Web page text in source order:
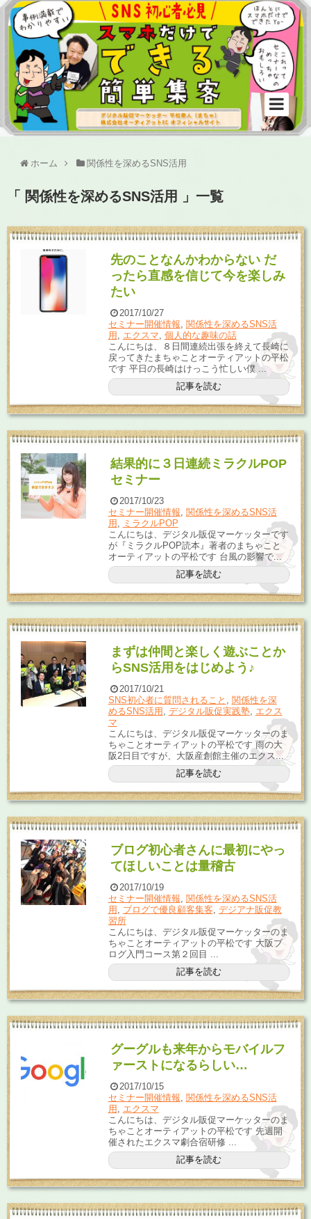
ホーム 関係性を深めるSNS活用
「 関係性を深めるSNS活用 」一覧
先のことなんかわからない だ
ったら直感を信じて今を楽しみ
たい
2017/10/27
セミナー開催情報, 関係性を深めるSNS活
用 , エクスマ, 個人的な趣味の話
こんにちは、８日間連続出張を終えて長崎に
戻ってきたまちゃことオーティアットの平松
です 平日の長崎はけっこう忙しい僕 ...
記事を読む
結果的に３日連続ミラクルPOP
セミナー
2017/10/23
セミナー開催情報
関係性を深めるSNS活
用
ミラクルPOP
こんにちは、デジタル販促マーケッターです
が『ミラクルPOP読本』著者のまちゃこと
オーティアットの平松です 台風の影響で...
記事を読む
まずは仲間と楽しく遊ぶことか
らSNS活用をはじめよう♪
2017/10/21
SNS初心者に質問されること
関係性を深
めるSNS活用 デジタル販促実践塾, エクス
マ
こんにちは、デジタル販促マーケッターのま
ちゃことオーティアットの平松です 雨の大
阪2日目ですが、大阪産創館主催のエクス...
記事を読む
ブログ初心者さんに最初にやっ
てほしいことは量稽古
2017/10/19
セミナー開催情報, 関係性を深めるSNS活
用 , ブログで優良顧客集客, デジアナ販促教
習所
こんにちは、デジタル販促マーケッターのま
ちゃことオーティアットの平松です 大阪ブ
ログ入門コース第２回目 ...
記事を読む
グーグルも来年からモバイルフ
ァーストになるらしい…
2017/10/15
セミナー開催情報
関係性を深めるSNS活
用
エクスマ
こんにちは、デジタル販促マーケッターのま
ちゃことオーティアットの平松です 先週開
催されたエクスマ劇合宿研修 ...
記事を読む